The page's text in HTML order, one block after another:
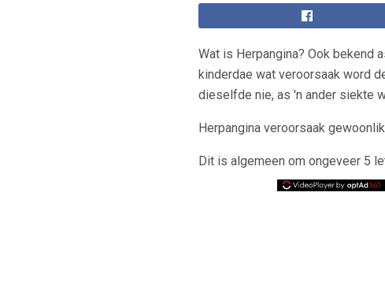
Wat is Herpangina? Ook
kinderdae wat veroorsaak word
dieselfde nie, as 'n ander siekte
Herpangina veroorsaak
Dit is algemeen om ongeveer 5